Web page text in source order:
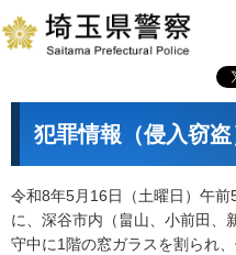
犯罪情報（侵入窃盗
令和8年5月16日（土曜日）午
に、深谷市内（畠山、小前田、
守中に1階の窓ガラスを割られ